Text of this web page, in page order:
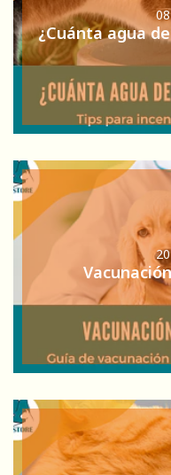
¿Cuánta agua